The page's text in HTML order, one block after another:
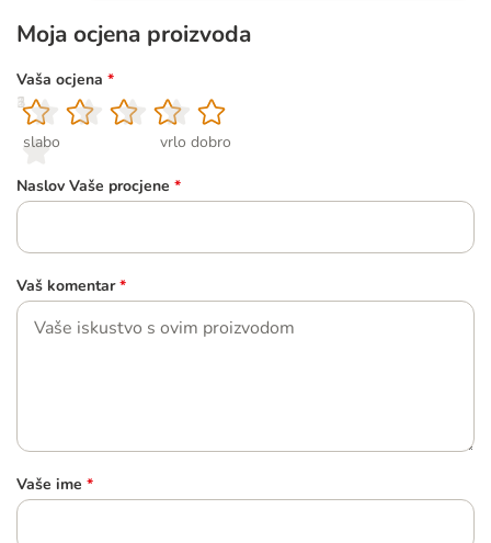
Moja ocjena proizvoda
Vaša ocjena *
1
slabo
2
3
4
5
vrlo dobro
Naslov Vaše procjene *
Vaš komentar *
Vaše ime *